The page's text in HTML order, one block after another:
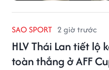
SAO SPORT 2 giờ trước
HLV Thái Lan tiết lộ
toàn thắng ở AFF